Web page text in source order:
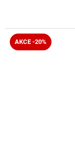
AKCE -20%